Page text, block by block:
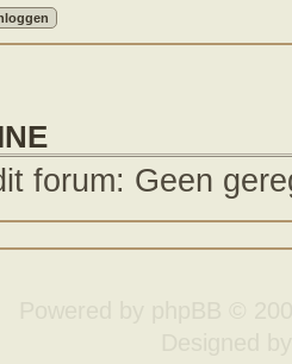
forum: Geen